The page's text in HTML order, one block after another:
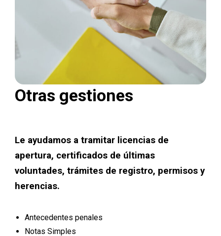
Otras gestiones
Le ayudamos a tramitar licencias de
apertura, certificados de últimas
voluntades, trámites de registro, permisos y
herencias.
Antecedentes penales
Notas Simples